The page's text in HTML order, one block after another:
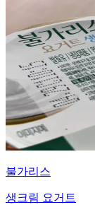
불가리스
생크림 요거트